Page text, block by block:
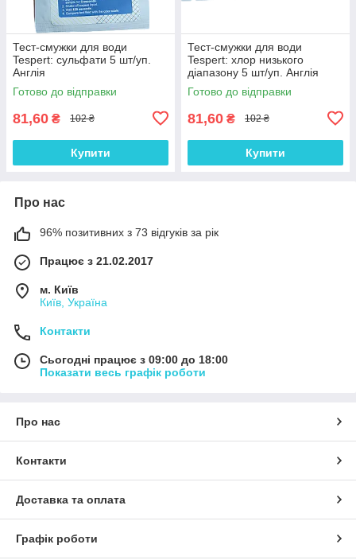
Тест-смужки для води
Tespert: сульфати 5 шт/уп.
Англія
Готово до відправки
81,60 ₴ 102 ₴
Купити
Тест-смужки для води
Tespert: хлор низького
діапазону 5 шт/уп. Англія
Готово до відправки
81,60 ₴ 102 ₴
Купити
Про нас
96% позитивних з 73 відгуків за рік
Працює з 21.02.2017
м. Київ
Київ, Україна
Контакти
Сьогодні працює з 09:00 до 18:00
Показати весь графік роботи
Про нас
Контакти
Доставка та оплата
Графік роботи